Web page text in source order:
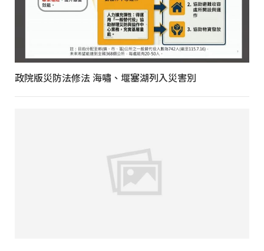
政院版災防法修法 海嘯、堰塞湖列入災害別